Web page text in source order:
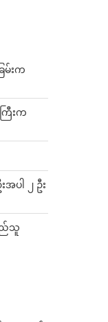
မ်းက
ြီးက
ပါ ၂ ဦး
ည်သူ